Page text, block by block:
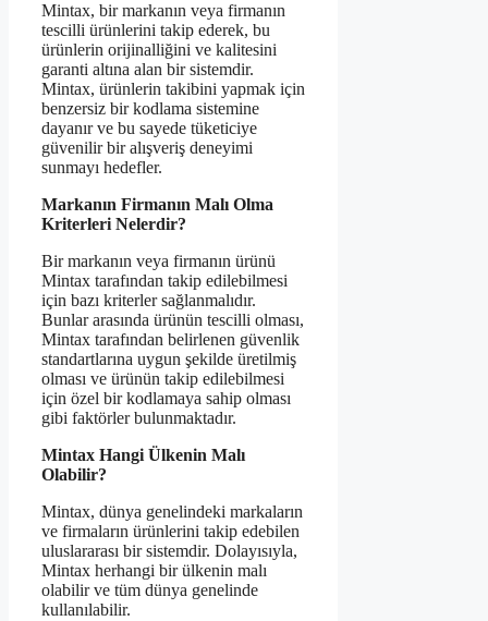
Mintax, bir markanın veya firmanın
tescilli ürünlerini takip ederek, bu
ürünlerin orijinalliğini ve kalitesini
garanti altına alan bir sistemdir.
Mintax, ürünlerin takibini yapmak için
benzersiz bir kodlama sistemine
dayanır ve bu sayede tüketiciye
güvenilir bir alışveriş deneyimi
sunmayı hedefler.
Markanın Firmanın Malı Olma
Kriterleri Nelerdir?
Bir markanın veya firmanın ürünü
Mintax tarafından takip edilebilmesi
için bazı kriterler sağlanmalıdır.
Bunlar arasında ürünün tescilli olması,
Mintax tarafından belirlenen güvenlik
standartlarına uygun şekilde üretilmiş
olması ve ürünün takip edilebilmesi
için özel bir kodlamaya sahip olması
gibi faktörler bulunmaktadır.
Mintax Hangi Ülkenin Malı
Olabilir?
Mintax, dünya genelindeki markaların
ve firmaların ürünlerini takip edebilen
uluslararası bir sistemdir. Dolayısıyla,
Mintax herhangi bir ülkenin malı
olabilir ve tüm dünya genelinde
kullanılabilir.